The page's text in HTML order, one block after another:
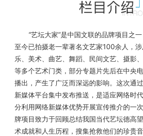
“艺坛大家”是中国文联的品牌项目之
至今已拍摄老一辈著名文艺家100余人，
乐、美术、曲艺、舞蹈、民间文艺、摄影
等多个艺术门类，部分专题片先后在中央
播出，产生了广泛而深远的影响。这次通
新媒体平台集中发布推送，是适应网络时
分利用网络新媒体优势开展宣传推介的一
牌项目致力于回顾总结我国当代艺坛德高
术成就和人生历程，搜集抢救他们的珍贵